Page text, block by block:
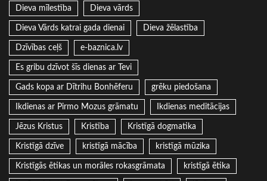
Dieva mīlestība Dieva vārds
Dieva Vārds katrai gada dienai Dieva žēlastība
Dzīvības ceļš e-baznica.lv
Es gribu dzīvot šīs dienas ar Tevi
Gads kopa ar Dītrihu Bonhēferu grēku piedošana
Ikdienas ar Pirmo Mozus grāmatu Ikdienas meditācijas
Jēzus Kristus Kristība Kristīgā dogmatika
Kristīgā dzīve kristīgā mācība kristīgā mūzika
Kristīgās ētikas un morāles rokasgrāmata kristīgā ētika